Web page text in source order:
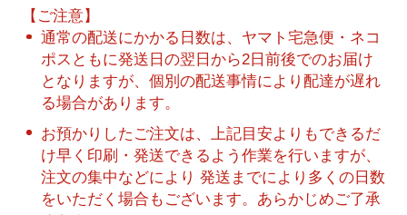
【ご注意】
通常の配送にかかる日数は、ヤマト宅急便・ネコ
ポスともに発送日の翌日から2日前後でのお届け
となりますが、個別の配送事情により配達が遅れ
る場合があります。
お預かりしたご注文は、上記目安よりもできるだ
け早く印刷・発送できるよう作業を行いますが、
注文の集中などにより 発送までにより多くの日数
をいただく場合もございます。あらかじめご了承